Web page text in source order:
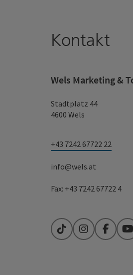
Kontakt
Wels Marketing &
Stadtplatz 44
4600 Wels
+43 7242 67722 22
info@wels.at
Fax: +43 7242 67722 4
TikTokInstagram